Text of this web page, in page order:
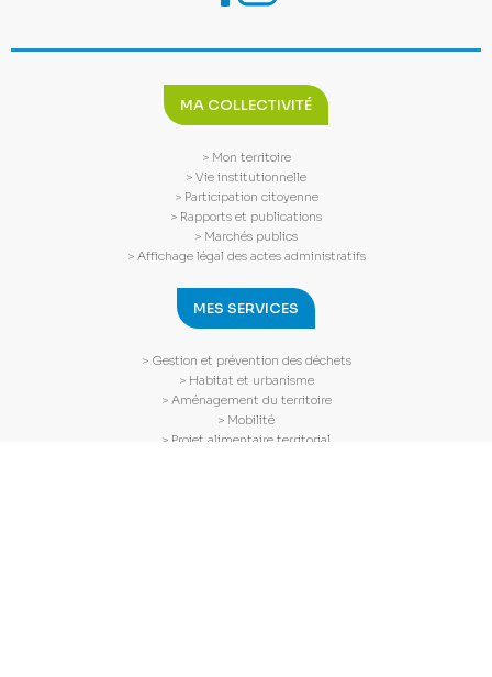
MA COLLECTIVITÉ
> Mon territoire
> Vie institutionnelle
> Participation citoyenne
> Rapports et publications
> Marchés publics
> Affichage légal des actes administratifs
MES SERVICES
> Gestion et prévention des déchets
> Habitat et urbanisme
> Aménagement du territoire
> Mobilité
> Projet alimentaire territorial